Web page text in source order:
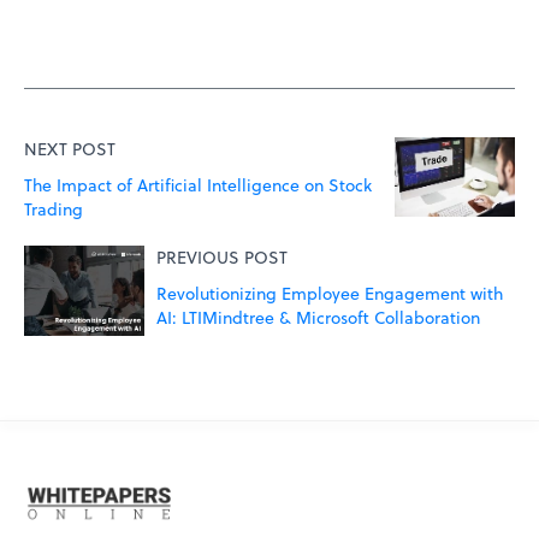
NEXT POST
The Impact of Artificial Intelligence on Stock
Trading
PREVIOUS POST
Revolutionizing Employee Engagement with
AI: LTIMindtree & Microsoft Collaboration